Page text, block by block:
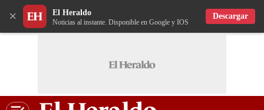
× El Heraldo
Noticias al instante. Disponible en Google y IOS
Descargar